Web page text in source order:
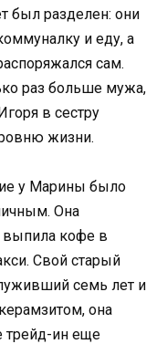
был разделен: они
и еду, а
сам.
раз больше мужа,
в сестру
жизни.
у Марины было
Она
выпила кофе в
Свой старый
семь лет и
она
трейд-ин еще